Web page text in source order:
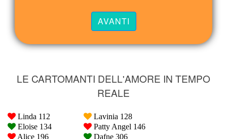
LE CARTOMANTI DELL'AMORE IN TEMPO
REALE